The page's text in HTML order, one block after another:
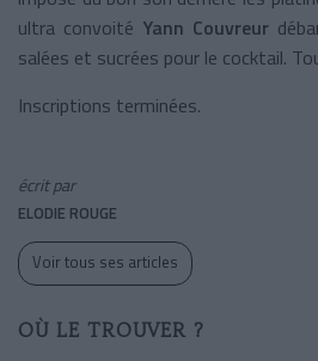
ultra convoité Yann Couvreur
salées et sucrées pour le cocktail.
Inscriptions terminées.
écrit par
ELODIE ROUGE
Voir tous ses articles
OÙ LE TROUVER ?